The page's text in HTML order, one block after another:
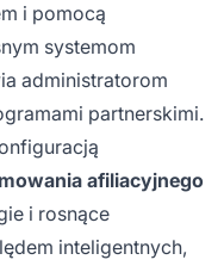
i pomocą
systemom
administratorom
partnerskimi.
afiliacyjnego
i rosnące
inteligentnych,